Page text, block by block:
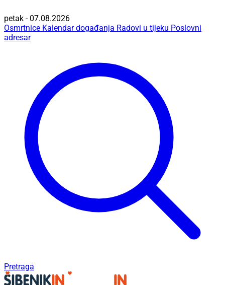
petak - 07.08.2026
Osmrtnice Kalendar događanja Radovi u tijeku Poslovni
adresar
Pretraga